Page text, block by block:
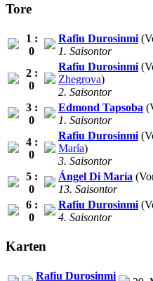
Tore
1 :
0
Rafiu Durosinmi
1. Saisontor
2 :
0
Rafiu Durosinmi
Zhegrova)
2. Saisontor
3 :
0
Edmond Tapsoba
1. Saisontor
4 :
0
Rafiu Durosinmi
María)
3. Saisontor
5 :
0
Ángel Di María
13. Saisontor
6 :
0
Rafiu Durosinmi
4. Saisontor
Karten
Rafiu Durosinmi